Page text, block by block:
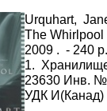
Urquhart,
The
2009 . - 240
1.
23630 Инв. №
УДК И(Канад)